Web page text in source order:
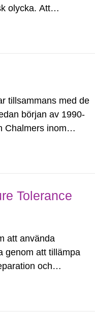
olycka. Att
tillsammans med de
början av 1990-
Chalmers inom
Tolerance
att använda
genom att tillämpa
och